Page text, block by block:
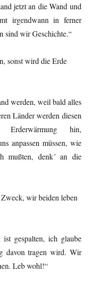
jetzt an die Wand und
irgendwann in ferner
sind wir Geschichte.“
sonst wird die Erde
werden, weil bald alles
Länder werden diesen
Erderwärmung hin,
anpassen müssen, wie
mußten, denk´ an die
wir beiden leben
gespalten, ich glaube
davon tragen wird. Wir
Leb wohl!“